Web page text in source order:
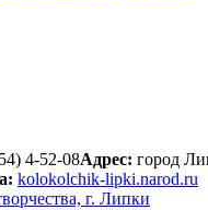
4-52-08Адрес: город
kolokolchik-lipki.narod.ru
г. Липки